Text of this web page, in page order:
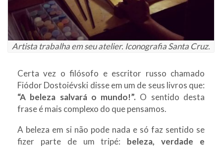
Artista trabalha em seu atelier. Iconografia Santa Cruz.
Certa vez o filósofo e escritor russo chamado
Fiódor Dostoiévski disse em um de seus livros que:
“A beleza salvará o mundo!”. O sentido desta
frase é mais complexo do que pensamos.
A beleza em si não pode nada e só faz sentido se
fizer parte de um tripé: beleza, verdade e